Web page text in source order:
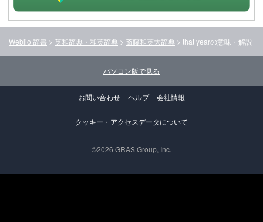
Weblio 辞書 > 英和辞典・和英辞典 > 斎藤和英大辞典 > that yearの意味・解説
パソコン版で見る
お問い合わせ ヘルプ 会社情報
クッキー・アクセスデータについて
©2026 GRAS Group, Inc.